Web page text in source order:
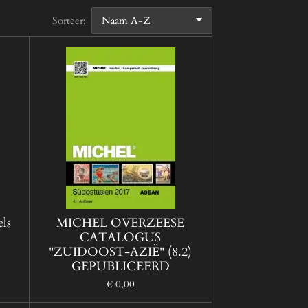
Sorteer:
MICHEL OVERZEESE
CATALOGUS
"ZUIDOOST-AZIË" (8.2)
GEPUBLICEERD
€ 0,00